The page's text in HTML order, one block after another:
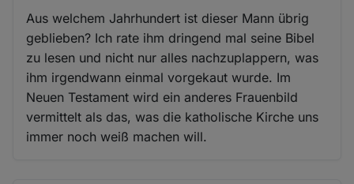
Aus welchem Jahrhundert ist dieser Mann übrig
geblieben? Ich rate ihm dringend mal seine Bibel
zu lesen und nicht nur alles nachzuplappern, was
ihm irgendwann einmal vorgekaut wurde. Im
Neuen Testament wird ein anderes Frauenbild
vermittelt als das, was die katholische Kirche uns
immer noch weiß machen will.